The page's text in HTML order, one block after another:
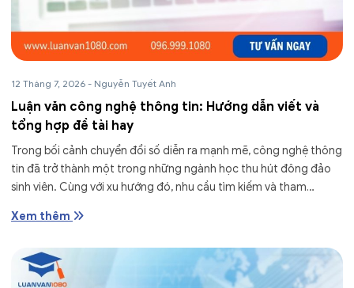
12 Tháng 7, 2026 - Nguyễn Tuyết Anh
Luận văn công nghệ thông tin: Hướng dẫn viết và
tổng hợp đề tài hay
Trong bối cảnh chuyển đổi số diễn ra mạnh mẽ, công nghệ thông
tin đã trở thành một trong những ngành học thu hút đông đảo
sinh viên. Cùng với xu hướng đó, nhu cầu tìm kiếm và tham
Xem thêm